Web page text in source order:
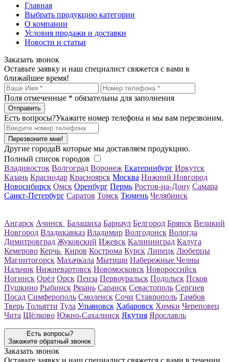
Главная
Выбрать продукцию категории
О компании
Условия продажи и доставки
Новости и статьи
Заказать звонок
Оставьте заявку и наш специалист свяжется с вами в
ближайшее время!
Поля отмеченные * обязательны для заполнения
Есть вопросы?Укажите номер телефона и мы вам перезвоним.
Перезвоните мне!
Другие городаВ которые мы доставляем продукцию.
Полный список городов
Владивосток Волгоград Воронеж Екатеринбург Иркутск
Казань Краснодар Красноярск Москва Нижний Новгород
Новосибирск Омск Оренбург Пермь Ростов-на-Дону Самара
Санкт-Петербург Саратов Томск Тюмень Челябинск
Ангарск Ачинск Балашиха Барнаул Белгород Брянск Великий
Новгород Владикавказ Владимир Волгодонск Вологда
Димитровград Жуковский Ижевск Калининград Калуга
Кемерово Керчь Киров Кострома Курск Липецк Люберцы
Магнитогорск Махачкала Мытищи Набережные Челны
Нальчик Нижневартовск Новомосковск Новороссийск
Ногинск Орёл Орск Пенза Первоуральск Подольск Псков
Пушкино Рыбинск Рязань Саранск Севастополь Сергиев
Посад Симферополь Смоленск Сочи Ставрополь Тамбов
Тверь Тольятти Тула Ульяновск Хабаровск Химки Череповец
Чита Щёлково Южно-Сахалинск Якутия Ярославль
Есть вопросы?
Закажите обратный звонок
Заказать звонок
Оставьте заявку и наш специалист свяжется с вами в течении